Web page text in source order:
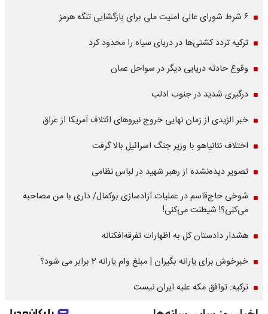
۶ شرط شورای عالی امنیت ملی برای بازگشایی تنگه هرمز
ترکیه تردد کشتی‌ها در دریای سیاه را محدود کرد
وقوع حادثه دریایی دیگر در سواحل عمان
درگیری شدید در جنوب ادلب
خبر الزیدی از زمان نهایی خروج نیروهای ائتلاف آمریکا از عراق
اختلاف نتانیاهو با وزیر جنگ اسرائیل بالا گرفت
تصویر دیده‌نشده از رهبر شهید در لباس نظامی
شوخی حاج‌قاسم در عملیات آزادسازی بوکمال/ داری با من مصاحبه‌
می‌کنی؟! شیطنت می‌کنی!
هشدار دادستان کل به اظهارات تفرقه‌افکنانه
خبرخوش برای یارانه بگیران | مبلغ وام یارانه 2 برابر می شود؟
ترکیه: توافق مکه علیه ایران نیست